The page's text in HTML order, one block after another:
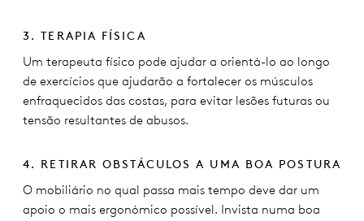
3. TERAPIA FÍSICA
Um terapeuta físico pode ajudar a orientá-lo ao longo
de exercícios que ajudarão a fortalecer os músculos
enfraquecidos das costas, para evitar lesões futuras ou
tensão resultantes de abusos.
4. RETIRAR OBSTÁCULOS A UMA BOA POSTURA
O mobiliário no qual passa mais tempo deve dar um
apoio o mais ergonómico possível. Invista numa boa